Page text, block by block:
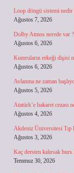
Loop döngü sistemi nedir
Ağustos 7, 2026
Dolby Atmos nerede var ?
Ağustos 6, 2026
Kumruların erkeği dişisi
Ağustos 6, 2026
Avlanma ne zaman
Ağustos 5, 2026
Atatürk’e hakaret cezası
Ağustos 4, 2026
Akdeniz Üniversitesi Tıp
Ağustos 3, 2026
Kaç dersten kalırsak
Temmuz 30, 2026